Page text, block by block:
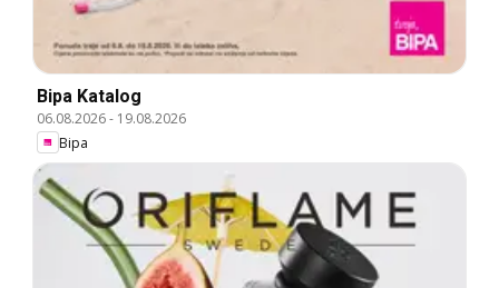
Bipa Katalog
06.08.2026- 19.08.2026
Bipa